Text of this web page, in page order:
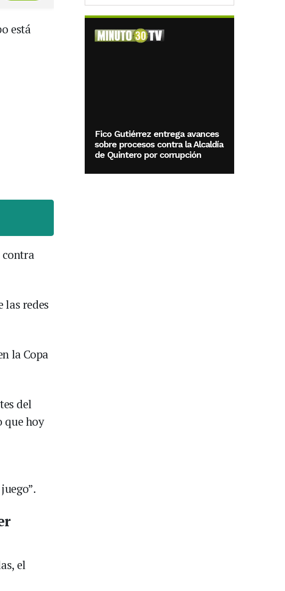
está
contra
las redes
la Copa
del
que hoy
el
Fico Gutiérrez entrega avances
sobre procesos contra la Alcaldía
de Quintero por corrupción